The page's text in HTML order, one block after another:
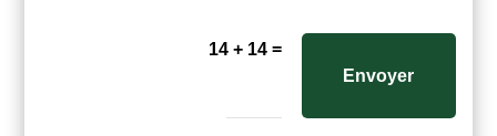
14 + 14=
Envoyer